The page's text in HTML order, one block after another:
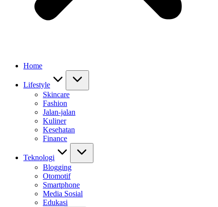
Home
Lifestyle
Skincare
Fashion
Jalan-jalan
Kuliner
Kesehatan
Finance
Teknologi
Blogging
Otomotif
Smartphone
Media Sosial
Edukasi